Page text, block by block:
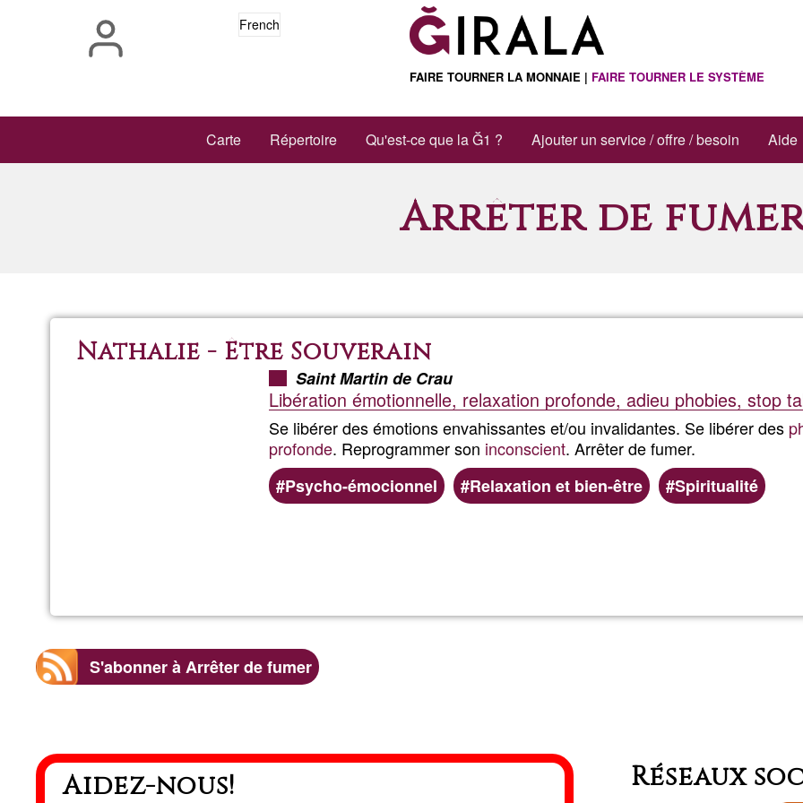
French
FAIRE TOURNER LA MONNAIE | FAIRE TOURNER LE SYSTÈME
Carte Répertoire Qu'est-ce que la Ğ1 ? Ajouter un service / offre / besoin Aide
Arrêter de
Nathalie - Être Souverain
Saint Martin de Crau
Libération émotionnelle, relaxation profonde, adieu phobies, stop
Se libérer des émotions envahissantes et/ou invalidantes. Se libérer des
profonde. Reprogrammer son inconscient. Arrêter de fumer.
Psycho-émocionnel
Relaxation et bien-être Spiritualité
S'abonner à Arrêter de fumer
Aidez-nous! Réseaux